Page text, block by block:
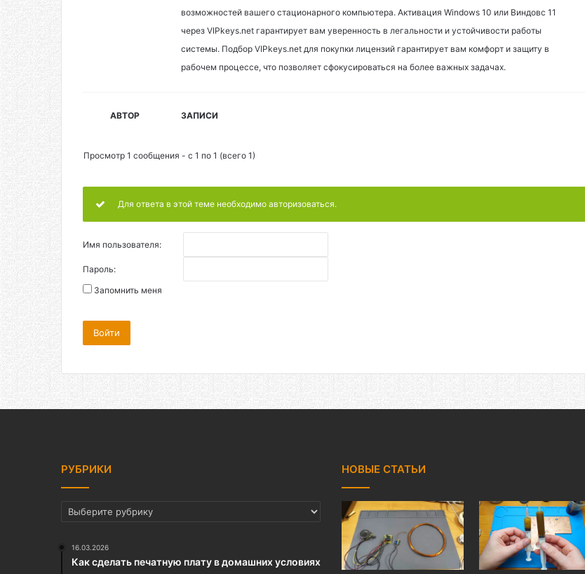
возможностей вашего стационарного компьютера. Активация Windows 10 или Виндовс 11
через VIPkeys.net гарантирует вам уверенность в легальности и устойчивости работы
системы. Подбор VIPkeys.net для покупки лицензий гарантирует вам комфорт и защиту в
рабочем процессе, что позволяет сфокусироваться на более важных задачах.
АВТОР ЗАПИСИ
Просмотр 1 сообщения - с 1 по 1 (всего 1)
Для ответа в этой теме необходимо авторизоваться.
Имя пользователя:
Пароль:
Запомнить меня
Войти
РУБРИКИ
РУБРИКИ
16.03.2026
Как сделать печатную плату в домашних условиях
НОВЫЕ СТАТЬИ